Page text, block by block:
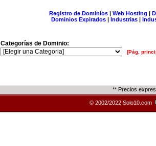
Registro de Dominios| Web Hosting |
Dominios Expirados | Industrias |
Categorías de Dominio:
[Pág.
** Precios
© 2002/2022 Solo10.com